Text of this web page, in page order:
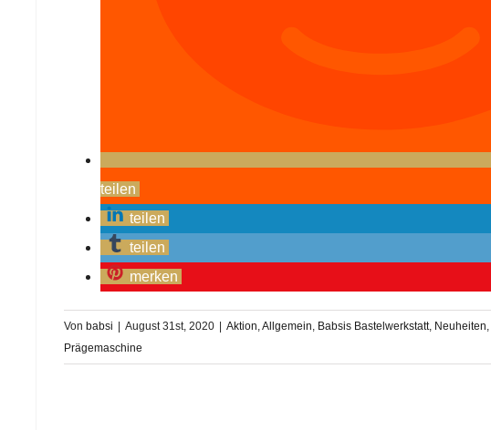
teilen
teilen
teilen
merken
Von babsi | August 31st, 2020 | Aktion Allgemein Babsis Bastelwerkstatt, Neuheiten
Prägemaschine